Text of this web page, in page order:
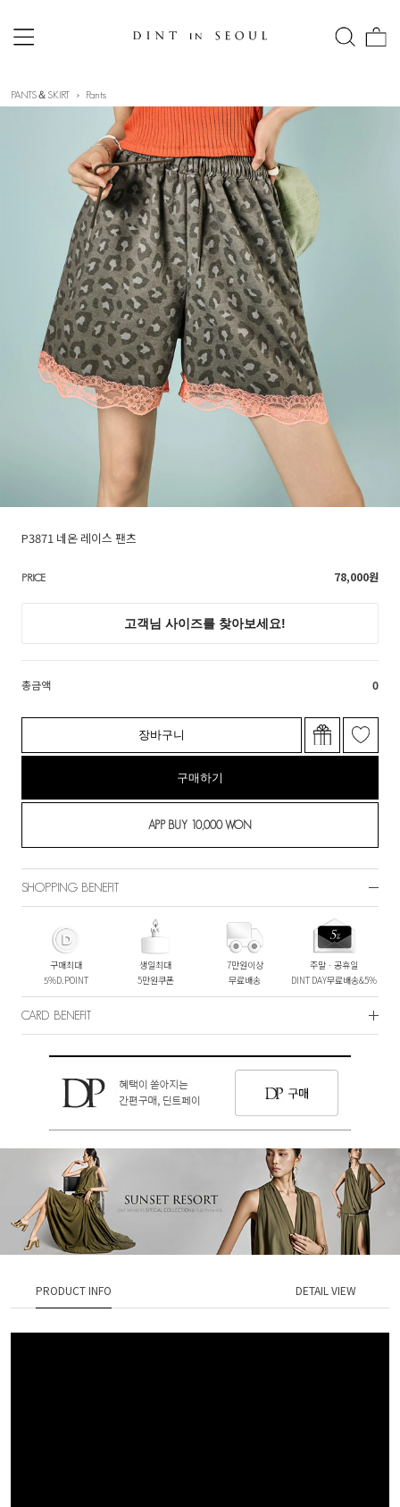
PANTS＆SKIRT Pants
P3871 네온 레이스 팬츠
PRICE 78,000원
총금액 0
장바구니
구매하기
SHOPPING BENEFIT
구매최대
5%D.POINT
생일최대
5만원쿠폰
7만원이상
무료배송
주말ㆍ공휴일
DINT DAY무료배송&5%
CARD BENEFIT
PRODUCT INFO DETAIL VIEW